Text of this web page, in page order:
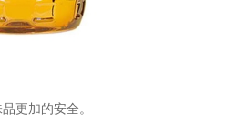
更加的安全。